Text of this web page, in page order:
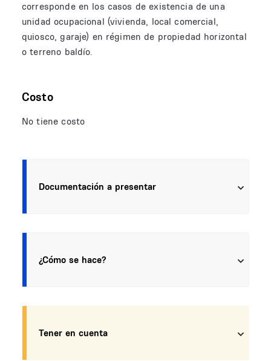
corresponde en los casos de existencia de una
unidad ocupacional (vivienda, local comercial,
quiosco, garaje) en régimen de propiedad horizontal
o terreno baldío.
Costo
No tiene costo
Documentación a presentar
¿Cómo se hace?
Tener en cuenta